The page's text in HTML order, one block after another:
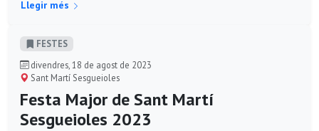
Llegir més
FESTES
divendres, 18 de agost de 2023
Sant Martí Sesgueioles
Festa Major de Sant Martí
Sesgueioles 2023